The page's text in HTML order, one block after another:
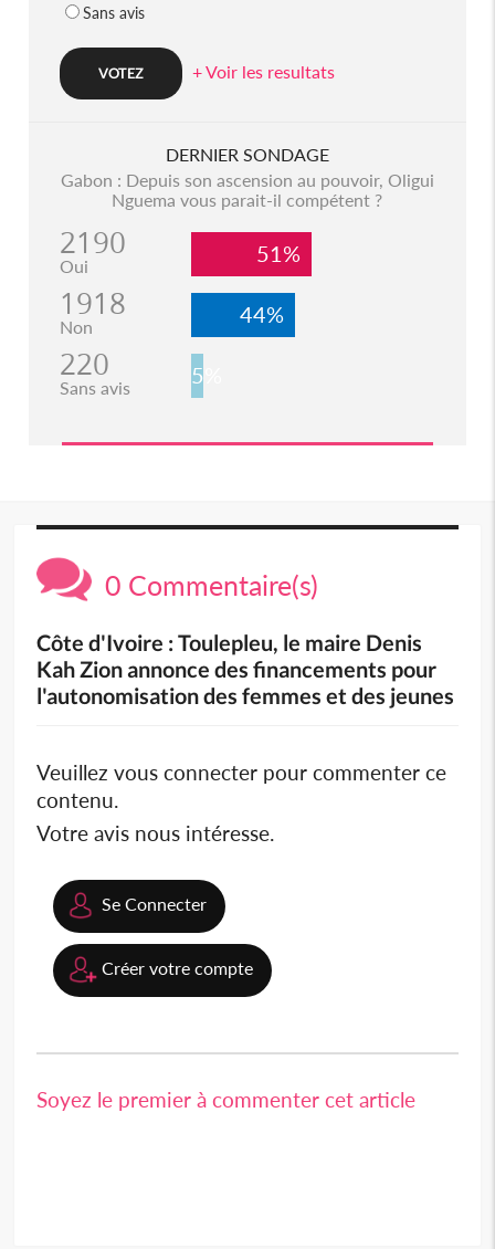
Sans avis
+ Voir les resultats
DERNIER SONDAGE
Gabon : Depuis son ascension au pouvoir, Oligui
Nguema vous parait-il compétent ?
2190
Oui 51%
1918
Non 44%
220
Sans avis 5%
0 Commentaire(s)
Côte d'Ivoire : Toulepleu, le maire Denis
Kah Zion annonce des financements pour
l'autonomisation des femmes et des jeunes
Veuillez vous connecter pour commenter ce
contenu.
Votre avis nous intéresse.
Se Connecter
Créer votre compte
Soyez le premier à commenter cet article